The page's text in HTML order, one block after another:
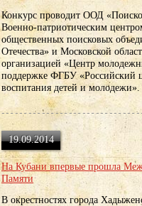
Конкурс проводит ООД
Военно-патриотическим
общественных поисковых
Отечества» и Московской
организацией «Центр
поддержке ФГБУ «Российский
воспитания детей и молодежи».
19.09.2014
На Кубани впервые прошла
Памяти
В окрестностях города